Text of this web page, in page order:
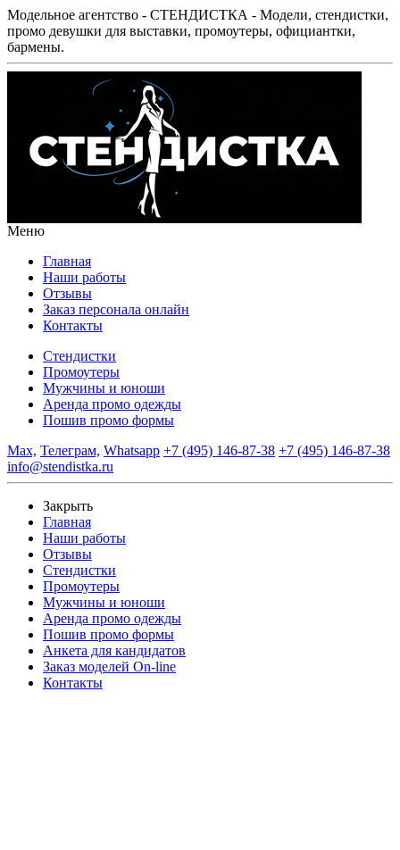
Модельное агентство - СТЕНДИСТКА - Модели, стендистки,
промо девушки для выставки, промоутеры, официантки,
бармены.
Меню
Главная
Наши работы
Отзывы
Заказ персонала онлайн
Контакты
Стендистки
Промоутеры
Мужчины и юноши
Аренда промо одежды
Пошив промо формы
Max, Телеграм, Whatsapp +7 (495) 146-87-38 +7 (495) 146-87-38
info@stendistka.ru
Закрыть
Главная
Наши работы
Отзывы
Стендистки
Промоутеры
Мужчины и юноши
Аренда промо одежды
Пошив промо формы
Анкета для кандидатов
Заказ моделей On-line
Контакты